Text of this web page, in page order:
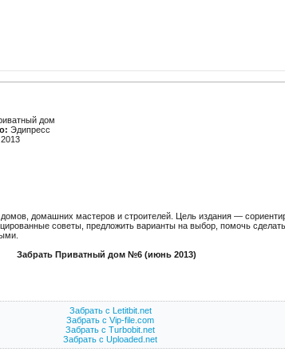
дом
Эдипресс
2013
домашних мастеров и строителей. Цель издания —
советы, предложить варианты на выбор, помочь
Забрать Приватный дом №6 (июнь 2013)
Забрать с Letitbit.net
Забрать с Vip-file.com
Забрать с Turbobit.net
Забрать с Uploaded.net